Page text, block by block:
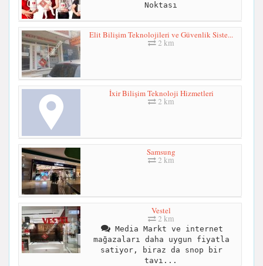
Noktası
Elit Bilişim Teknolojileri ve Güvenlik Siste...
2 km
İxir Bilişim Teknoloji Hizmetleri
2 km
Samsung
2 km
Vestel
2 km
Media Markt ve internet
mağazaları daha uygun fiyatla
satiyor, biraz da snop bir
tavı...